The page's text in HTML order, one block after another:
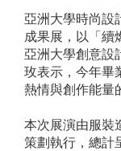
亞洲大學時尚設
成果展，以「續
亞洲大學創意設
玫表示，今年畢
熱情與創作能量
本次展演由服裝
策劃執行，總計